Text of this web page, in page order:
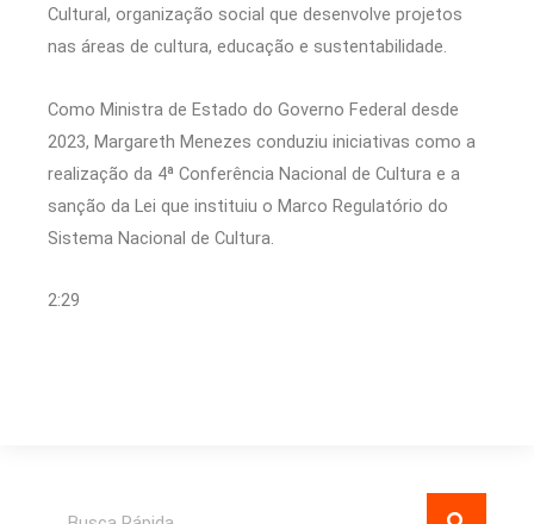
Cultural, organização social que desenvolve projetos
nas áreas de cultura, educação e sustentabilidade.
Como Ministra de Estado do Governo Federal desde
2023, Margareth Menezes conduziu iniciativas como a
realização da 4ª Conferência Nacional de Cultura e a
sanção da Lei que instituiu o Marco Regulatório do
Sistema Nacional de Cultura.
2:29